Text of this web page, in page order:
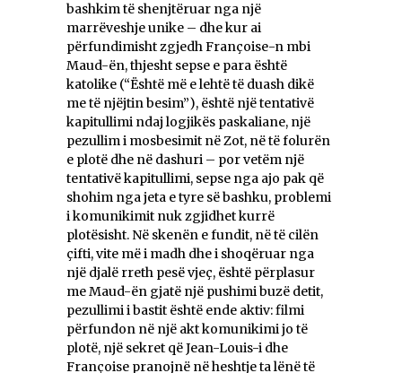
bashkim të shenjtëruar nga një
marrëveshje unike – dhe kur ai
përfundimisht zgjedh Françoise-n mbi
Maud-ën, thjesht sepse e para është
katolike (“Është më e lehtë të duash dikë
me të njëjtin besim”), është një tentativë
kapitullimi ndaj logjikës paskaliane, një
pezullim i mosbesimit në Zot, në të folurën
e plotë dhe në dashuri – por vetëm një
tentativë kapitullimi, sepse nga ajo pak që
shohim nga jeta e tyre së bashku, problemi
i komunikimit nuk zgjidhet kurrë
plotësisht. Në skenën e fundit, në të cilën
çifti, vite më i madh dhe i shoqëruar nga
një djalë rreth pesë vjeç, është përplasur
me Maud-ën gjatë një pushimi buzë detit,
pezullimi i bastit është ende aktiv: filmi
përfundon në një akt komunikimi jo të
plotë, një sekret që Jean-Louis-i dhe
Françoise pranojnë në heshtje ta lënë të